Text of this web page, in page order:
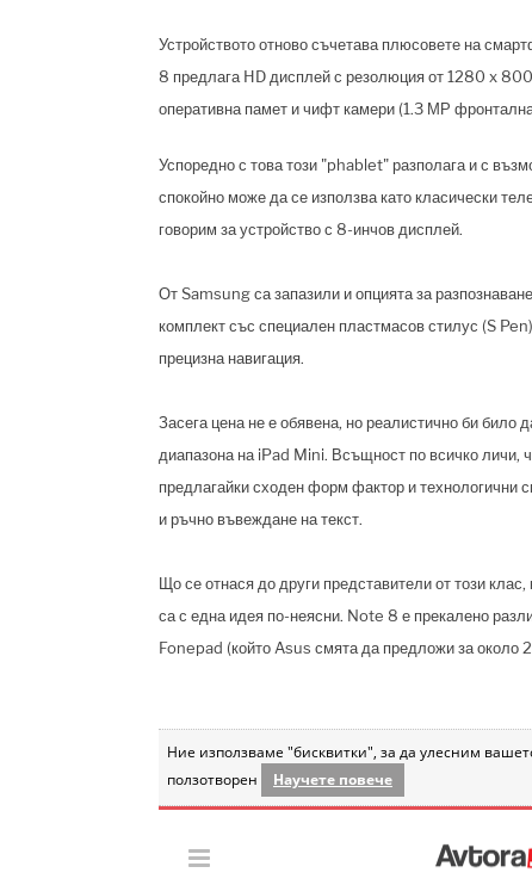
Устройството отново съчетава плюсовете на
8 предлага HD дисплей с резолюция от 1280 x
оперативна памет и чифт камери (1.3 МР
Успоредно с това този "phablet" разполага и с
спокойно може да се използва като класически
говорим за устройство с 8-инчов дисплей.
От Samsung са запазили и опцията за
комплект със специален пластмасов стилус (S
прецизна навигация.
Засега цена не е обявена, но реалистично би
диапазона на iPad Mini. Всъщност по всичко личи,
предлагайки сходен форм фактор и технологични
и ръчно въвеждане на текст.
Що се отнася до други представители от този
са с една идея по-неясни. Note 8 е прекалено
Fonepad (който Asus смята да предложи за около